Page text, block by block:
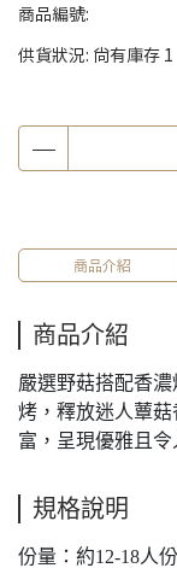
商品編號:
供貨狀況: 尚有庫存 1
商品介紹
商品介紹
嚴選野菇搭配香
烤，釋放迷人蕈
富，呈現優雅且
規格說明
份量：約12-18人份